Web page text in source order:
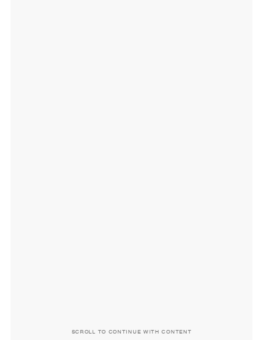
SCROLL TO CONTINUE WITH CONTENT